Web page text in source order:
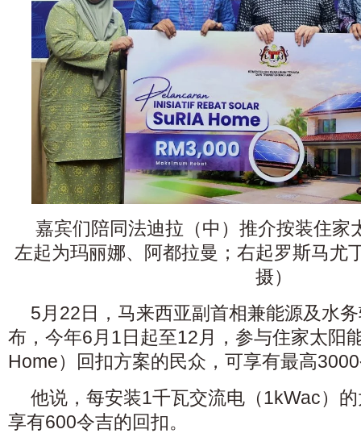
嘉宾们陪同法迪拉（中）推介按装住家
左起为玛丽娜、阿都拉曼；右起罗斯马尤
摄）
5月22日，马来西亚副首相兼能源及水
布，今年6月1日起至12月，参与住家太阳
Home）回扣方案的民众，可享有最高
他说，每安装1千瓦交流电（1kWac）
享有600令吉的回扣。